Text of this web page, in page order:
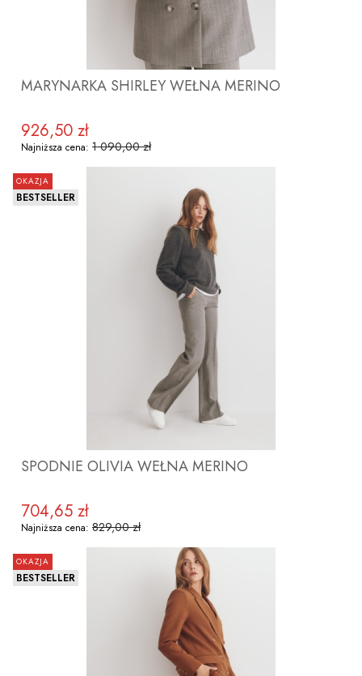
MARYNARKA SHIRLEY WEŁNA MERINO
Cena promocyjna
926,50 zł
Najniższa cena: 1 090,00 zł
ZOBACZ PRODUKT
OKAZJA
BESTSELLER
SPODNIE OLIVIA WEŁNA MERINO
Cena promocyjna
704,65 zł
Najniższa cena: 829,00 zł
OKAZJA
BESTSELLER